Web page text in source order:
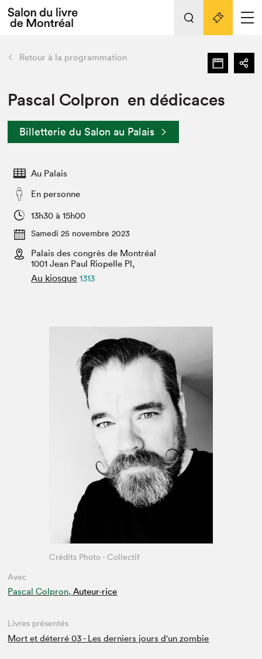
Espace exposant⋅e⋅s
Espace enseignant·e·s
Espace médias
L'événement
Préparer sa visite au Salon
Actualités
SLM PRO
retour Nos activités
Préparer sa visite
Salon dans la ville et en ligne
Projets partenaires
Liens pratiques
Retour à la programmation
Pascal Colpron en dédicaces
Billetterie du Salon au Palais
Au Palais
En personne
13h30 à 15h00
Samedi 25 novembre 2023
Palais des congrès de Montréal
1001 Jean Paul Riopelle Pl,
Au kiosque 1313
Avec
Pascal Colpron, Auteur·rice
Crédits Photo - Collectif
Livres présentés
Mort et déterré 03 - Les derniers jours d'un zombie